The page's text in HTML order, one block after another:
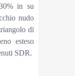
in su
nudo
di
esteso
SDR.